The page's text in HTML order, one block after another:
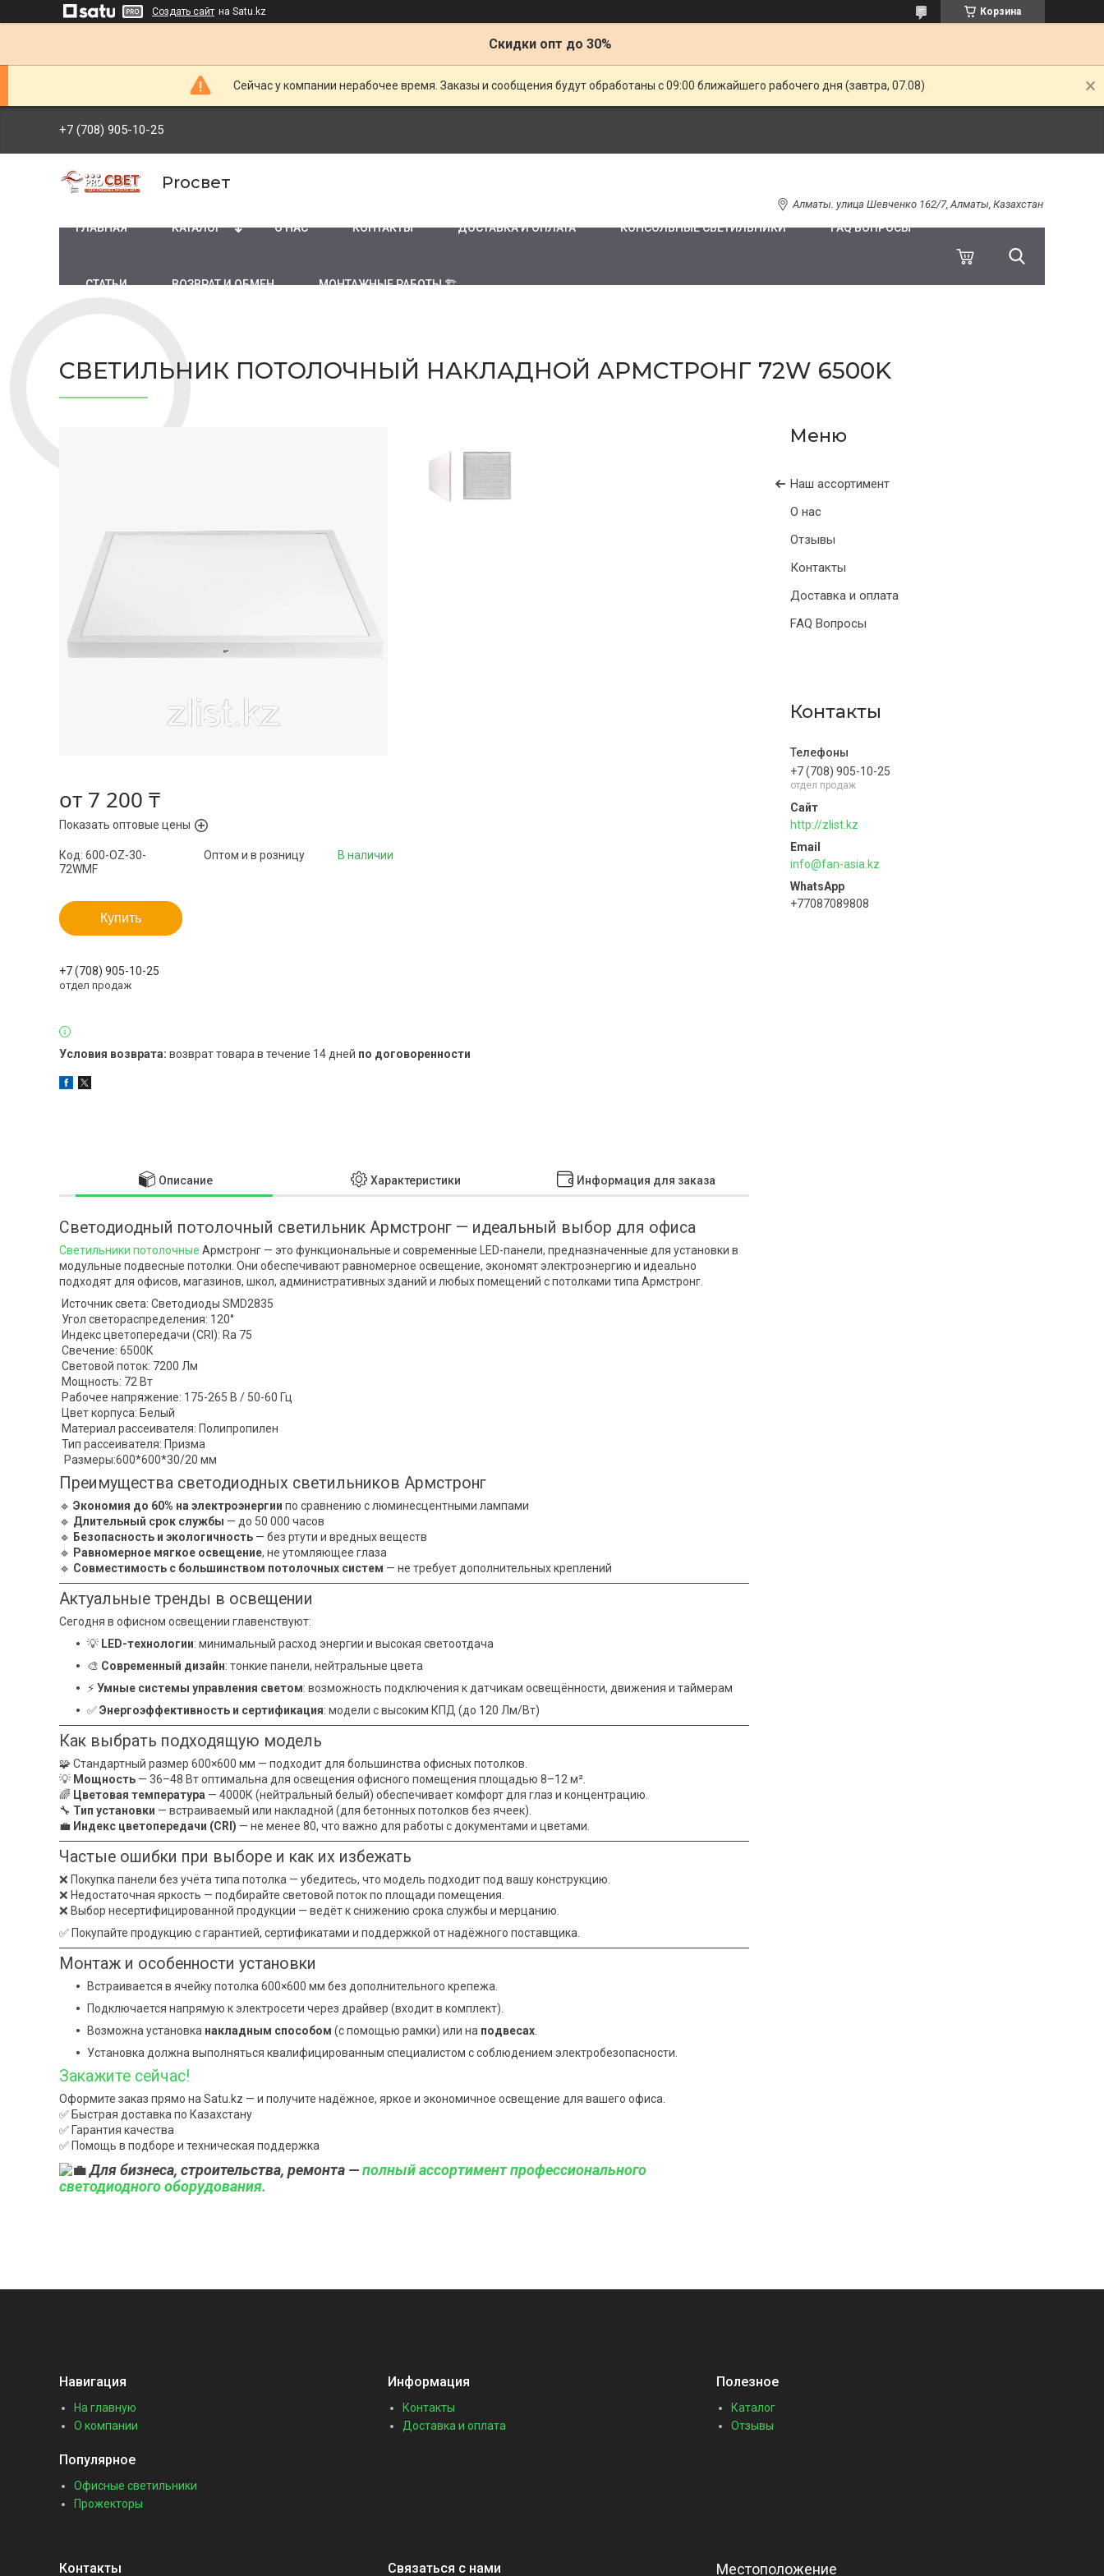
Создать сайт на Satu.kz Корзина
Скидки опт до 30%
Сейчас у компании нерабочее время. Заказы и сообщения будут обработаны с 09:00 ближайшего рабочего дня (завтра, 07.08)
+7 (708) 905-10-25
Proсвет
Алматы. улица Шевченко 162/7, Алматы, Казахстан
ГЛАВНАЯ КАТАЛОГ О НАС КОНТАКТЫ ДОСТАВКА И ОПЛАТА КОНСОЛЬНЫЕ СВЕТИЛЬНИКИ FAQ ВОПРОСЫ
СТАТЬИ ВОЗВРАТ И ОБМЕН МОНТАЖНЫЕ РАБОТЫ 🏗
СВЕТИЛЬНИК ПОТОЛОЧНЫЙ НАКЛАДНОЙ АРМСТРОНГ 72W 6500K
Наш ассортимент
О нас
Отзывы
Контакты
Доставка и оплата
FAQ Вопросы
Контакты
+7 (708) 905-10-25
отдел продаж
http://zlist.kz
info@fan-asia.kz
+77087089808
от 7 200 ₸
Показать оптовые цены
В наличии
Оптом и в розницу
Код: 600-OZ-30-
72WMF
Купить
+7 (708) 905-10-25
отдел продаж
возврат товара в течение 14 дней по договоренности
Описание Характеристики Информация для заказа
Светодиодный потолочный светильник Армстронг — идеальный выбор для офиса
Светильники потолочные Армстронг — это функциональные и современные LED-панели, предназначенные для установки в
модульные подвесные потолки. Они обеспечивают равномерное освещение, экономят электроэнергию и идеально
подходят для офисов, магазинов, школ, административных зданий и любых помещений с потолками типа Армстронг.
Источник света: Светодиоды SMD2835
Угол светораспределения: 120°
Индекс цветопередачи (CRI): Ra 75
Свечение: 6500К
Световой поток: 7200 Лм
Мощность: 72 Вт
Рабочее напряжение: 175-265 В / 50-60 Гц
Цвет корпуса: Белый
Материал рассеивателя: Полипропилен
Тип рассеивателя: Призма
Размеры:600*600*30/20 мм
Преимущества светодиодных светильников Армстронг
🔹 Экономия до 60% на электроэнергии по сравнению с люминесцентными лампами
🔹 Длительный срок службы — до 50 000 часов
🔹 Безопасность и экологичность — без ртути и вредных веществ
🔹 Равномерное мягкое освещение, не утомляющее глаза
🔹 Совместимость с большинством потолочных систем — не требует дополнительных креплений
Актуальные тренды в освещении
Сегодня в офисном освещении главенствуют:
💡 LED-технологии: минимальный расход энергии и высокая светоотдача
🎨 Современный дизайн: тонкие панели, нейтральные цвета
⚡ Умные системы управления светом: возможность подключения к датчикам освещённости, движения и таймерам
✅Энергоэффективность и сертификация: модели с высоким КПД (до 120 Лм/Вт)
Как выбрать подходящую модель
🧩 Стандартный размер 600×600 мм — подходит для большинства офисных потолков.
💡 Мощность — 36–48 Вт оптимальна для освещения офисного помещения площадью 8–12 м².
🌈 Цветовая температура — 4000К (нейтральный белый) обеспечивает комфорт для глаз и концентрацию.
🔧 Тип установки — встраиваемый или накладной (для бетонных потолков без ячеек).
💼 Индекс цветопередачи (CRI) — не менее 80, что важно для работы с документами и цветами.
Частые ошибки при выборе и как их избежать
❌ Покупка панели без учёта типа потолка — убедитесь, что модель подходит под вашу конструкцию.
❌ Недостаточная яркость — подбирайте световой поток по площади помещения.
❌ Выбор несертифицированной продукции — ведёт к снижению срока службы и мерцанию.
✅ Покупайте продукцию с гарантией, сертификатами и поддержкой от надёжного поставщика.
Монтаж и особенности установки
Встраивается в ячейку потолка 600×600 мм без дополнительного крепежа.
Подключается напрямую к электросети через драйвер (входит в комплект).
Возможна установка накладным способом (с помощью рамки) или на подвесах
Установка должна выполняться квалифицированным специалистом с соблюдением электробезопасности.
Закажите сейчас!
Оформите заказ прямо на Satu.kz — и получите надёжное, яркое и экономичное освещение для вашего офиса.
✅ Быстрая доставка по Казахстану
✅ Гарантия качества
✅ Помощь в подборе и техническая поддержка
Для бизнеса, строительства, ремонта —полный ассортимент профессионального
светодиодного оборудования.
Навигация
На главную
О компании
Информация
Контакты
Доставка и оплата
Полезное
Каталог
Отзывы
Популярное
Офисные светильники
Прожекторы